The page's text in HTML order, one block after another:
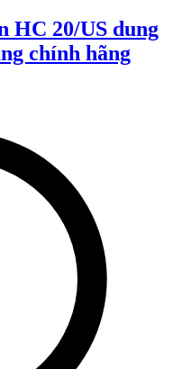
HC 20/US dung
chính hãng